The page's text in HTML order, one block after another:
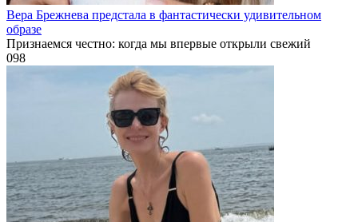
Вера Брежнева предстала в фантастически удивительном
образе
Признаемся честно: когда мы впервые открыли свежий
098